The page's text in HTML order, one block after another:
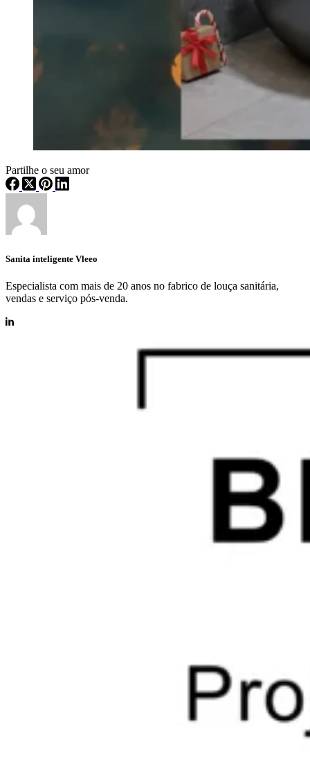
Partilhe o seu amor
Sanita inteligente Vleeo
Especialista com mais de 20 anos no fabrico de louça sanitária,
vendas e serviço pós-venda.